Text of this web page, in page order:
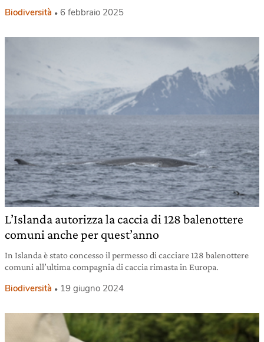
Biodiversità 6 febbraio 2025
L’Islanda autorizza la caccia di 128 balenottere
comuni anche per quest’anno
In Islanda è stato concesso il permesso di cacciare 128 balenottere
comuni all’ultima compagnia di caccia rimasta in Europa.
Biodiversità 19 giugno 2024